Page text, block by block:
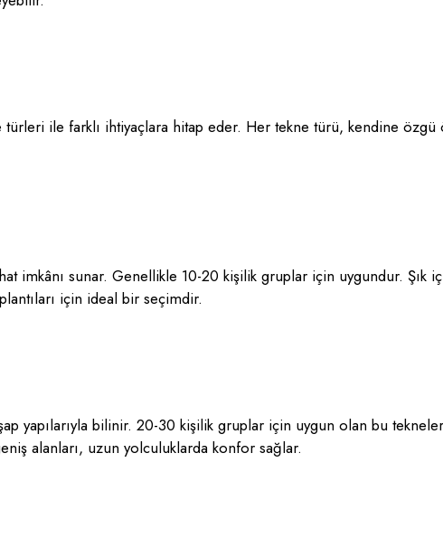
ile farklı ihtiyaçlara hitap eder. Her tekne türü, kendine özgü
imkânı sunar. Genellikle 10-20 kişilik gruplar için uygundur. Şık
için ideal bir seçimdir.
yapılarıyla bilinir. 20-30 kişilik gruplar için uygun olan bu
alanları, uzun yolculuklarda konfor sağlar.